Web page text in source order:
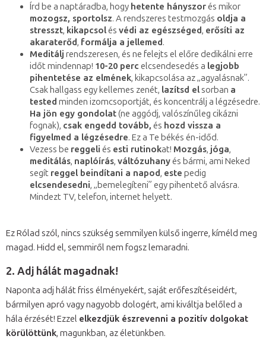
Írd be a naptáradba, hogy hetente hányszorés mikor
mozogsz, sportolsz. A rendszeres testmozgás oldja a
stresszt, kikapcsolés védi az egészséged, erősíti az
akaraterőd, formálja a jellemed.
Meditálj rendszeresen, és ne felejts el előre dedikálni erre
időt mindennap! 10-20 perc elcsendesedés a legjobb
pihentetése az elmének, kikapcsolása az „agyalásnak”.
Csak hallgass egy kellemes zenét, lazítsd elsorban a
tested minden izomcsoportját, és koncentrálj a légzésedre.
Ha jön egy gondolat(ne aggódj, valószínűleg cikázni
fognak), csak engedd tovább, és hozd vissza a
figyelmed a légzésedre. Ez a Te békés én-időd.
Vezess be reggeli és esti rutinokat! Mozgás, jóga,
meditálás, naplóírás, váltózuhanyés bármi, ami Neked
segít reggel beindítani a napod, este pedig
elcsendesedni, „bemelegíteni” egy pihentető alvásra.
Mindezt TV, telefon, internet helyett.
Ez Rólad szól, nincs szükség semmilyen külső ingerre, kíméld meg
magad. Hidd el, semmiről nem fogsz lemaradni.
2. Adj hálát magadnak!
Naponta adj hálát friss élményekért, saját erőfeszítéseidért,
bármilyen apró vagy nagyobb dologért, ami kiváltja belőled a
hála érzését! Ezzel elkezdjük észrevenni a pozitív dolgokat
körülöttünk, magunkban, az életünkben.